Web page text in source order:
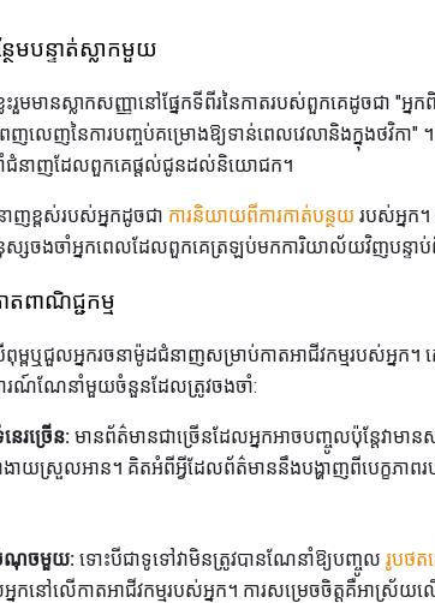
ែមបន្ទាត់ស្លាកមួយ
ើខ្លះរួមមានស្លាកសញ្ញានៅផ្នែកទីពីរនៃកាតរបស់ពួកគេដូចជា
លេញនៃការបញ្ចប់គម្រោងឱ្យទាន់ពេលវេលានិងក្នុងថវិកា" ។
ជំនាញដែលពួកគេផ្តល់ជូនដល់និយោជក។
ញខ្ពស់របស់អ្នកដូចជា ការនិយាយពីការកាត់បន្ថយ របស់អ្នក
ចងចាំអ្នកពេលដែលពួកគេត្រឡប់មកការិយាល័យវិញបន្ទាប់
តពាណិជ្ជកម្ម
ើពុម្ពឬជួលអ្នករចនាម៉ូដជំនាញសម្រាប់កាតអាជីវកម្មរបស់អ្នក
រណ៍ណែនាំមួយចំនួនដែលត្រូវចងចាំ:
េរច្រើន: មានព័ត៌មានជាច្រើនដែលអ្នកអាចបញ្ចូលប៉ុន្តែវាមា
វាងាយស្រួលអាន។ គិតអំពីអ្វីដែលព័ត៌មាននឹងបង្ហាញពីបេក្ខភាព
ចំណុចមួយ: ទោះបីជាទូទៅវាមិនត្រូវបានណែនាំឱ្យបញ្ចូល រូបថត
កនៅលើកាតអាជីវកម្មរបស់អ្នក។ ការសម្រេចចិត្តគឺអាស្រ័